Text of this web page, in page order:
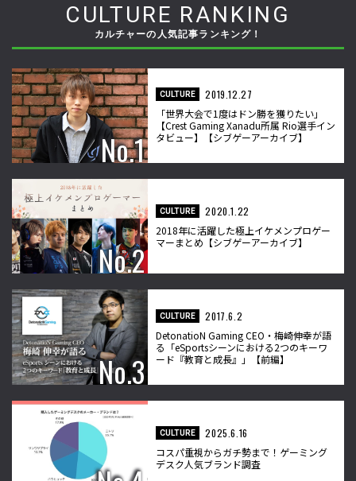
CULTURE RANKING
カルチャーの人気記事ランキング！
CULTURE
2019.12.27
「世界大会で1度はドン勝を獲りたい」
【Crest Gaming Xanadu所属 Rio選手イン
タビュー】【シブゲーアーカイブ】
CULTURE
2020.1.22
2018年に活躍した極上イケメンプロゲー
マーまとめ【シブゲーアーカイブ】
CULTURE
2017.6.2
DetonatioN Gaming CEO・梅崎伸幸が語
る「eSportsシーンにおける2つのキーワ
ード『教育と成長』」【前編】
CULTURE
2025.6.16
コスパ重視からガチ勢まで！ゲーミング
デスク人気ブランド調査